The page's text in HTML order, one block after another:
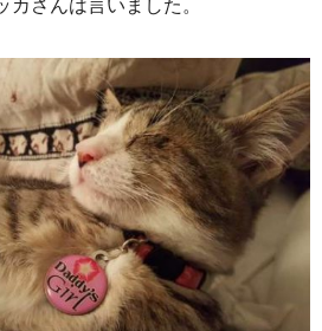
さんは言いました。